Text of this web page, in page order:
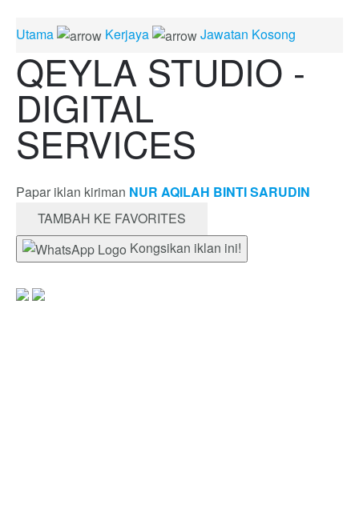
Utama Kerjaya Jawatan Kosong
QEYLA STUDIO -
DIGITAL
SERVICES
Papar iklan kiriman NUR AQILAH BINTI SARUDIN
TAMBAH KE FAVORITES
Kongsikan iklan ini!